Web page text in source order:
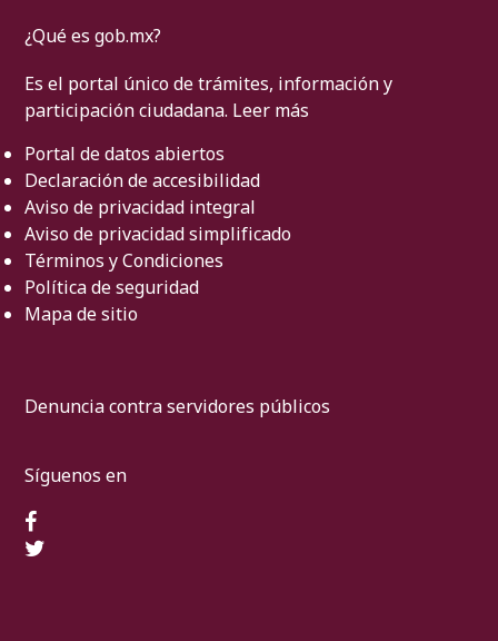
¿Qué es gob.mx?
Es el portal único de trámites, información y
participación ciudadana. Leer más
Portal de datos abiertos
Declaración de accesibilidad
Aviso de privacidad integral
Aviso de privacidad simplificado
Términos y Condiciones
Política de seguridad
Mapa de sitio
Denuncia contra servidores públicos
Síguenos en